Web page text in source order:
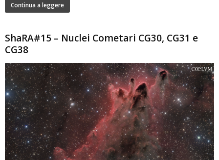
Continua a leggere
ShaRA#15 – Nuclei Cometari CG30, CG31 e
CG38